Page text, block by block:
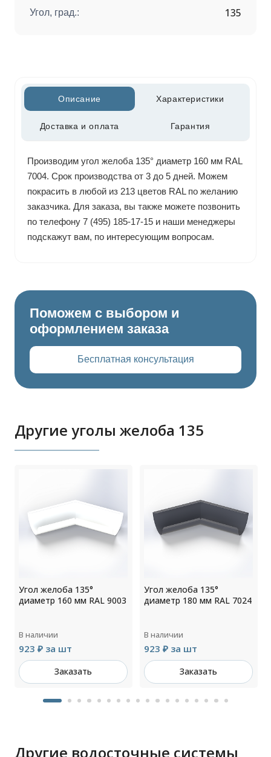
Угол, град.: 135
Описание Характеристики
Доставка и оплата Гарантия
Производим угол желоба 135° диаметр 160 мм RAL
7004. Срок производства от 3 до 5 дней. Можем
покрасить в любой из 213 цветов RAL по желанию
заказчика. Для заказа, вы также можете позвонить
по телефону 7 (495) 185-17-15 и наши менеджеры
подскажут вам, по интересующим вопросам.
Поможем с выбором и
оформлением заказа
Бесплатная консультация
Другие уголы желоба 135
Угол желоба 135°
диаметр 160 мм RAL 9003
В наличии
923 ₽ за шт
Заказать
Угол желоба 135°
диаметр 180 мм RAL 7024
В наличии
923 ₽ за шт
Заказать
Другие водосточные системы